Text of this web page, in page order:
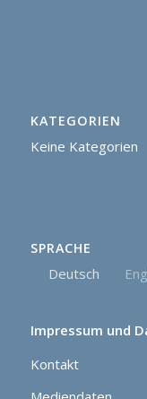
KATEGORIEN
Keine Kategorien
SPRACHE
Deutsch
Impressum und
Kontakt